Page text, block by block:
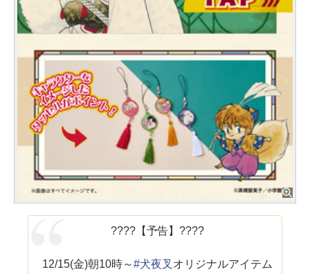
????【予告】????
12/15(金)朝10時～#犬夜叉 オリジナルアイテム